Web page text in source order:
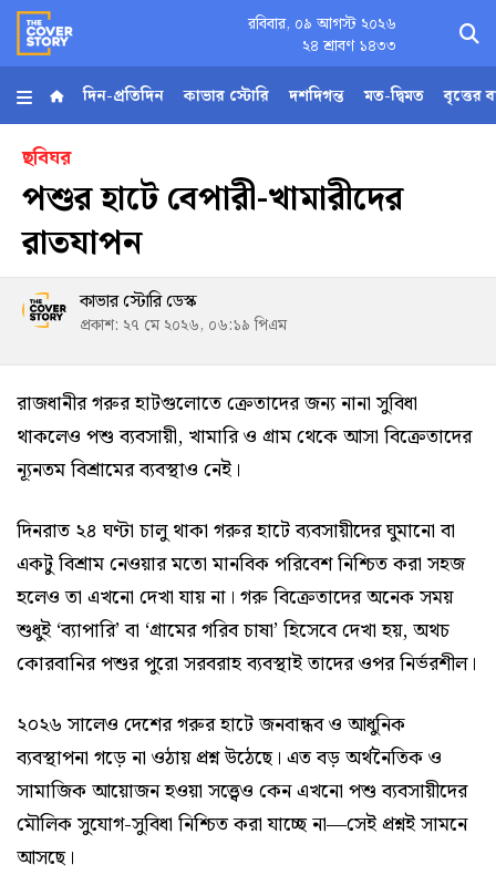
রবিবার, ০৯ আগস্ট ২০২৬
২৪ শ্রাবণ ১৪৩৩
হোম
আর্কাইভ
কনভার্টার
Us
দিন-প্রতিদিন কাভার স্টোরি দশদিগন্ত মত-দ্বিমত বৃত্তের
ছবিঘর
পশুর হাটে বেপারী-খামারীদের
রাতযাপন
কাভার স্টোরি ডেস্ক
প্রকাশ: ২৭ মে ২০২৬, ০৬:১৯ পিএম
রাজধানীর গরুর হাটগুলোতে ক্রেতাদের জন্য নানা সুবিধা
থাকলেও পশু ব্যবসায়ী, খামারি ও গ্রাম থেকে আসা বিক্রেতাদের
ন্যূনতম বিশ্রামের ব্যবস্থাও নেই।
দিনরাত ২৪ ঘণ্টা চালু থাকা গরুর হাটে ব্যবসায়ীদের ঘুমানো বা
একটু বিশ্রাম নেওয়ার মতো মানবিক পরিবেশ নিশ্চিত করা সহজ
হলেও তা এখনো দেখা যায় না। গরু বিক্রেতাদের অনেক সময়
শুধুই ‘ব্যাপারি’ বা ‘গ্রামের গরিব চাষা’ হিসেবে দেখা হয়, অথচ
কোরবানির পশুর পুরো সরবরাহ ব্যবস্থাই তাদের ওপর নির্ভরশীল।
২০২৬ সালেও দেশের গরুর হাটে জনবান্ধব ও আধুনিক
ব্যবস্থাপনা গড়ে না ওঠায় প্রশ্ন উঠেছে। এত বড় অর্থনৈতিক ও
সামাজিক আয়োজন হওয়া সত্ত্বেও কেন এখনো পশু ব্যবসায়ীদের
মৌলিক সুযোগ-সুবিধা নিশ্চিত করা যাচ্ছে না—সেই প্রশ্নই সামনে
আসছে।